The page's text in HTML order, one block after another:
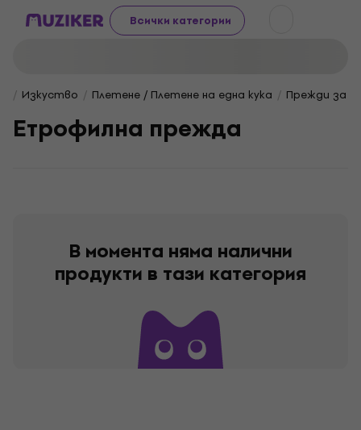
Всички категории
Изкуство Плетене / Плетене на една кука Прежди за
Етрофилна прежда
В момента няма налични
продукти в тази категория